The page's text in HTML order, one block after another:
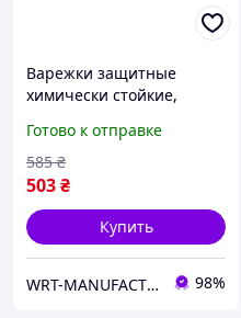
Варежки защитные
химически стойкие,
р.10 WURTH ( арт. 0899430
)
Готово к отправке
503₴
585 ₴
Купить
WRT-MANUFACTURING 98%